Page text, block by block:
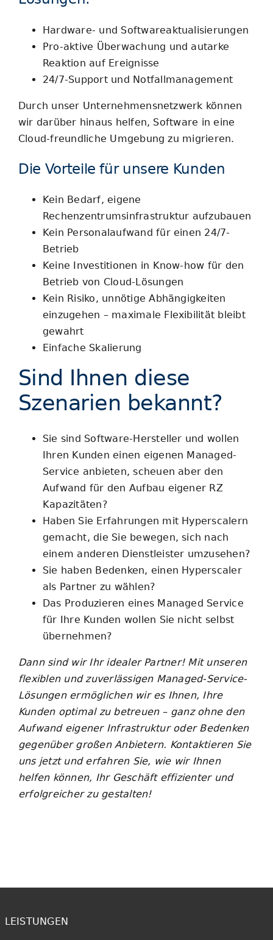
Hardware- und Softwareaktualisierungen
Pro-aktive Überwachung und autarke
Reaktion auf Ereignisse
24/7-Support und Notfallmanagement
Durch unser Unternehmensnetzwerk können
wir darüber hinaus helfen, Software in eine
Cloud-freundliche Umgebung zu migrieren.
Die Vorteile für unsere Kunden
Kein Bedarf, eigene
Rechenzentrumsinfrastruktur aufzubauen
Kein Personalaufwand für einen 24/7-
Betrieb
Keine Investitionen in Know-how für den
Betrieb von Cloud-Lösungen
Kein Risiko, unnötige Abhängigkeiten
einzugehen – maximale Flexibilität bleibt
gewahrt
Einfache Skalierung
Sind Ihnen diese
Szenarien bekannt?
Sie sind Software-Hersteller und wollen
Ihren Kunden einen eigenen Managed-
Service anbieten, scheuen aber den
Aufwand für den Aufbau eigener RZ
Kapazitäten?
Haben Sie Erfahrungen mit Hyperscalern
gemacht, die Sie bewegen, sich nach
einem anderen Dienstleister umzusehen?
Sie haben Bedenken, einen Hyperscaler
als Partner zu wählen?
Das Produzieren eines Managed Service
für Ihre Kunden wollen Sie nicht selbst
übernehmen?
Dann sind wir Ihr idealer Partner! Mit unseren
flexiblen und zuverlässigen Managed-Service-
Lösungen ermöglichen wir es Ihnen, Ihre
Kunden optimal zu betreuen – ganz ohne den
Aufwand eigener Infrastruktur oder Bedenken
gegenüber großen Anbietern. Kontaktieren Sie
uns jetzt und erfahren Sie, wie wir Ihnen
helfen können, Ihr Geschäft effizienter und
erfolgreicher zu gestalten!
LEISTUNGEN